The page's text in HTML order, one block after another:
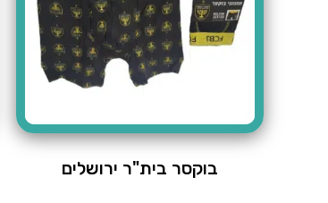
בוקסר בית"ר ירושלים